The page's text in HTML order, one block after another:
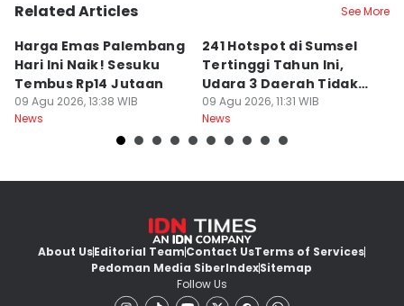
Related Articles See More
Harga Emas Palembang
Hari Ini Naik! Sesuku
Tembus Rp14 Jutaan
09 Agu 2026, 13:38 WIB
News
241 Hotspot di Sumsel
Tertinggi Tahun Ini,
Udara 3 Daerah Tidak
Sehat
09 Agu 2026, 11:31 WIB
News
About UsEditorial TeamContact UsTerms of Services
Pedoman Media SiberIndexSitemap
Follow Us